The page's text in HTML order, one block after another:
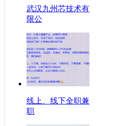
武汉九州芯技术有
限公
线上、线下全职兼
职